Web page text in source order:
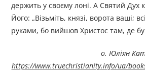
держить у своєму лоні. А Святий Дух
Його: „Візьміть, князі, ворота ваші;
руками, бо вийшов Христос там, де
о. Юліян
https://www.truechristianity.info/ua/